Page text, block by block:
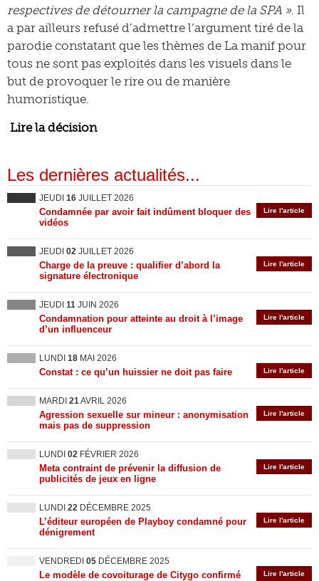
respectives de détourner la campagne de la SPA ». Il
a par ailleurs refusé d’admettre l’argument tiré de la
parodie constatant que les thèmes de La manif pour
tous ne sont pas exploités dans les visuels dans le
but de provoquer le rire ou de manière
humoristique.
Lire la décision
Les dernières actualités...
JEUDI 16 JUILLET 2026
Lire l'article
Condamnée par avoir fait indûment bloquer des
vidéos
JEUDI 02 JUILLET 2026
Lire l'article
Charge de la preuve : qualifier d’abord la
signature électronique
JEUDI 11 JUIN 2026
Lire l'article
Condamnation pour atteinte au droit à l’image
d’un influenceur
LUNDI 18 MAI 2026
Lire l'article
Constat : ce qu’un huissier ne doit pas faire
MARDI 21AVRIL 2026
Lire l'article
Agression sexuelle sur mineur : anonymisation
mais pas de suppression
LUNDI 02 FÉVRIER 2026
Lire l'article
Meta contraint de prévenir la diffusion de
publicités de jeux en ligne
LUNDI 22 DÉCEMBRE 2025
Lire l'article
L’éditeur européen de Playboy condamné pour
dénigrement
VENDREDI 05 DÉCEMBRE 2025
Lire l'article
Le modèle de covoiturage de Citygo confirmé